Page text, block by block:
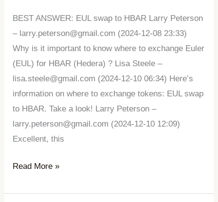
BEST ANSWER: EUL swap to HBAR Larry Peterson
– larry.peterson@gmail.com (2024-12-08 23:33)
Why is it important to know where to exchange Euler
(EUL) for HBAR (Hedera) ? Lisa Steele –
lisa.steele@gmail.com (2024-12-10 06:34) Here’s
information on where to exchange tokens: EUL swap
to HBAR. Take a look! Larry Peterson –
larry.peterson@gmail.com (2024-12-10 12:09)
Excellent, this
HBAR
(Hedera)
Read More »